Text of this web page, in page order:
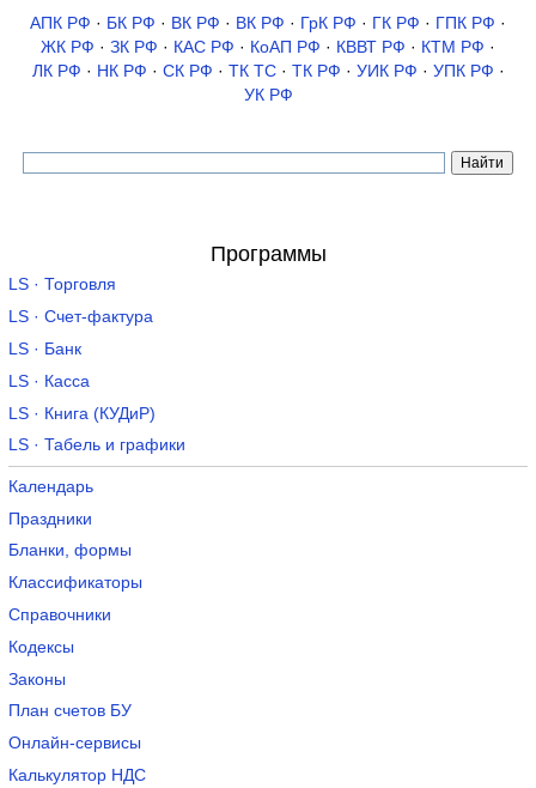
АПК РФ · БК РФ · ВК РФ · ВК РФ · ГрК РФ · ГК РФ · ГПК РФ ·
ЖК РФ · ЗК РФ · КАС РФ · КоАП РФ · КВВТ РФ · КТМ РФ ·
ЛК РФ · НК РФ · СК РФ · ТК TC· ТК РФ · УИК РФ · УПК РФ ·
УК РФ
Программы
LS · Торговля
LS · Счет-фактура
LS · Банк
LS · Касса
LS · Книга (КУДиР)
LS · Табель и графики
Календарь
Праздники
Бланки, формы
Классификаторы
Справочники
Кодексы
Законы
План счетов БУ
Онлайн-сервисы
Калькулятор НДС